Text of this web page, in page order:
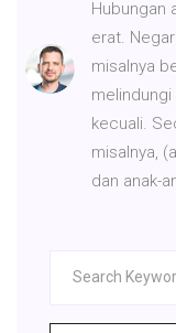
Hubungan
erat.
misalnya
kecuali.
misalnya,
dan anak-